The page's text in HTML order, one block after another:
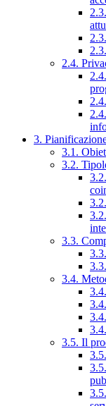
2.4.
3.
3.1.
3.2.
3.3.
3.4.
3.5. Il